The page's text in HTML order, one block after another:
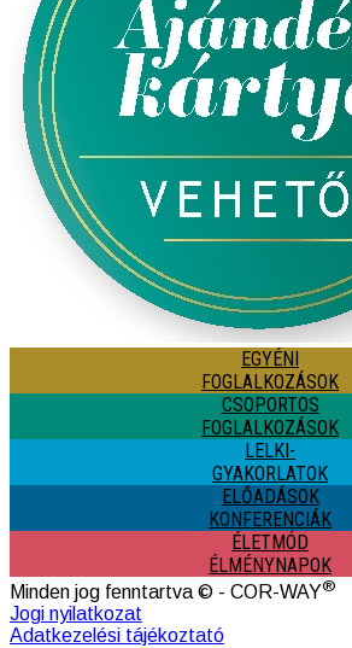
EGYÉNI
FOGLALKOZÁSOK
CSOPORTOS
FOGLALKOZÁSOK
LELKI-
GYAKORLATOK
ELŐADÁSOK
KONFERENCIÁK
ÉLETMÓD
ÉLMÉNYNAPOK
Minden jog fenntartva © - COR-WAY®
Jogi nyilatkozat
Adatkezelési tájékoztató